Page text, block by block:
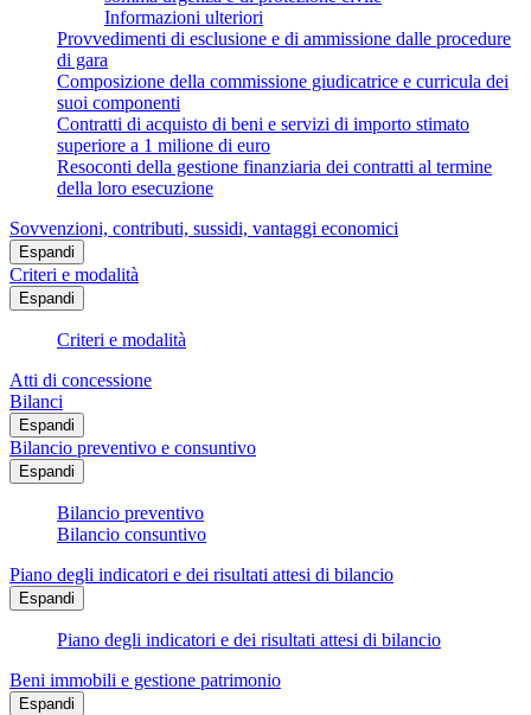
Informazioni ulteriori
Provvedimenti di esclusione e di ammissione dalle procedure
di gara
Composizione della commissione giudicatrice e curricula dei
suoi componenti
Contratti di acquisto di beni e servizi di importo stimato
superiore a 1 milione di euro
Resoconti della gestione finanziaria dei contratti al termine
della loro esecuzione
Sovvenzioni, contributi, sussidi, vantaggi economici
Espandi
Criteri e modalità
Espandi
Criteri e modalità
Atti di concessione
Bilanci
Espandi
Bilancio preventivo e consuntivo
Espandi
Bilancio preventivo
Bilancio consuntivo
Piano degli indicatori e dei risultati attesi di bilancio
Espandi
Piano degli indicatori e dei risultati attesi di bilancio
Beni immobili e gestione patrimonio
Espandi